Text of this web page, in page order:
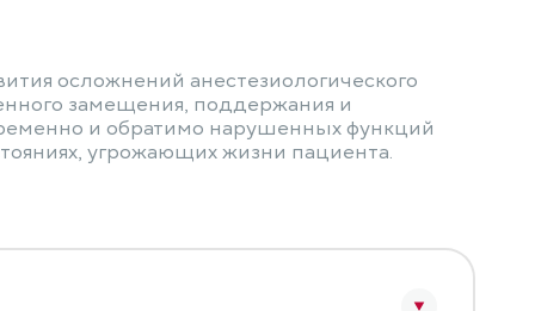
осложнений анестезиологического
замещения, поддержания и
и обратимо нарушенных функций
угрожающих жизни пациента.